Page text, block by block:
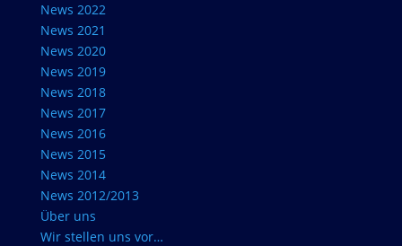
News 2022
News 2021
News 2020
News 2019
News 2018
News 2017
News 2016
News 2015
News 2014
News 2012/2013
Über uns
Wir stellen uns vor…